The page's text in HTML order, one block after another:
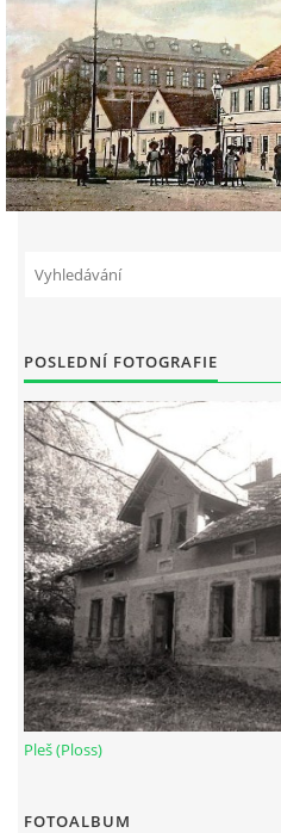
POSLEDNÍ FOTOGRAFIE
Pleš (Ploss)
FOTOALBUM